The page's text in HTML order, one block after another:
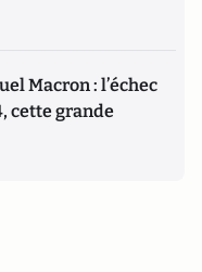
Macron : l’échec
cette grande